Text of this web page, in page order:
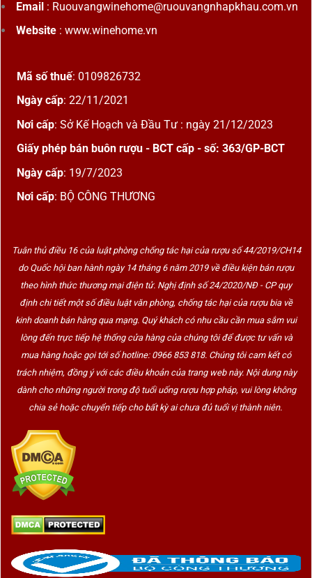
Email: Ruouvangwinehome@ruouvangnhapkhau.com.vn
Website: www.winehome.vn
Mã số thuế: 0109826732
Ngày cấp: 22/11/2021
Nơi cấp: Sở Kế Hoạch và Đầu Tư : ngày 21/12/2023
Giấy phép bán buôn rượu - BCT cấp - số: 363/GP-BCT
Ngày cấp: 19/7/2023
Nơi cấp: BỘ CÔNG THƯƠNG
Tuân thủ điều 16 của luật phòng chống tác hại của rượu số 44/2019/CH14
do Quốc hội ban hành ngày 14 tháng 6 năm 2019 về điều kiện bán rượu
theo hình thức thương mại điện tử. Nghị định số 24/2020/NĐ - CP quy
định chi tiết một số điều luật văn phòng, chống tác hại của rượu bia về
kinh doanh bán hàng qua mạng. Quý khách có nhu cầu cần mua sắm vui
lòng đến trực tiếp hệ thống cửa hàng của chúng tôi để được tư vấn và
mua hàng hoặc gọi tới số hotline: 0966 853 818. Chúng tôi cam kết có
trách nhiệm, đồng ý với các điều khoản của trang web này. Nội dung này
dành cho những người trong độ tuổi uống rượu hợp pháp, vui lòng không
chia sẻ hoặc chuyển tiếp cho bất kỳ ai chưa đủ tuổi vị thành niên.